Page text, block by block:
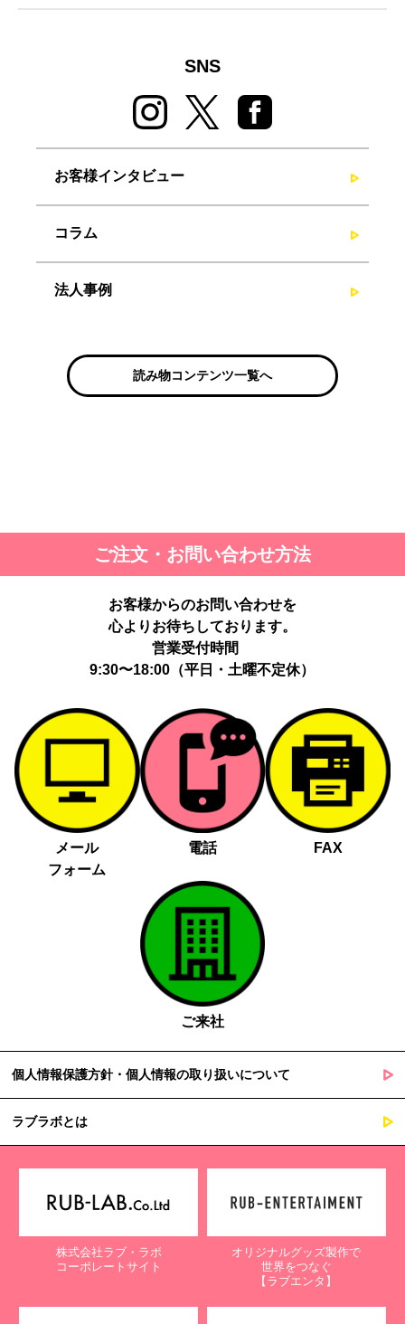
SNS
お客様インタビュー
コラム
法人事例
読み物コンテンツ一覧へ
ご注文・お問い合わせ方法
お客様からのお問い合わせを
心よりお待ちしております。
営業受付時間
9:30〜18:00（平日・土曜不定休）
メール
フォーム
電話 FAX
ご来社
個人情報保護方針・個人情報の取り扱いについて
ラブラボとは
株式会社ラブ・ラボ
コーポレートサイト
オリジナルグッズ製作で
世界をつなぐ
【ラブエンタ】